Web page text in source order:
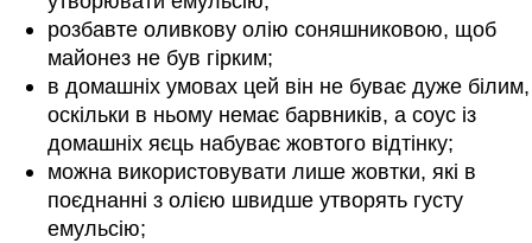
розбавте оливкову олію соняшниковою, щоб
майонез не був гірким;
в домашніх умовах цей він не буває дуже білим,
оскільки в ньому немає барвників, а соус із
домашніх яєць набуває жовтого відтінку;
можна використовувати лише жовтки, які в
поєднанні з олією швидше утворять густу
емульсію;